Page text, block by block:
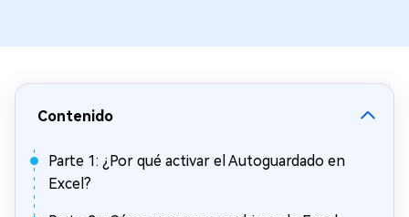
Contenido
Parte 1: ¿Por qué activar el Autoguardado en
Excel?